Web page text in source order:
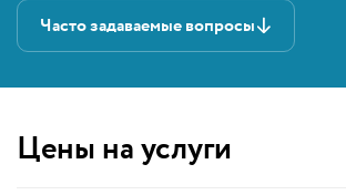
Часто задаваемые вопросы
Цены на услуги